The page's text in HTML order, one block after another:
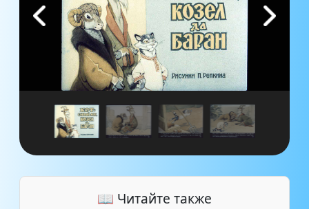
📖 Читайте также